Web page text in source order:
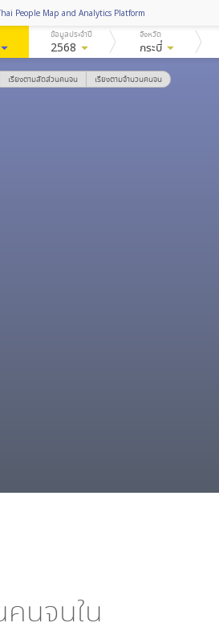
People Map and Analytics Platform
ข้อมูลประจำปี
2568 arrow_drop_down
จังหวัด
กระบี่arrow_drop_down
เรียงตามสัดส่วนคนจน เรียงตามจำนวนคนจน
คนจนใน